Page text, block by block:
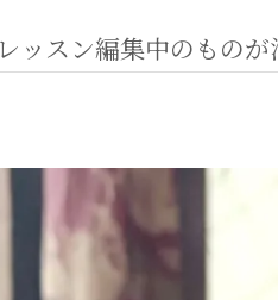
ッスン編集中のもの